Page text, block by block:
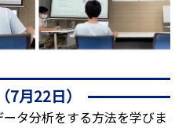
7月22日）
ータ分析をする方法を学びまし